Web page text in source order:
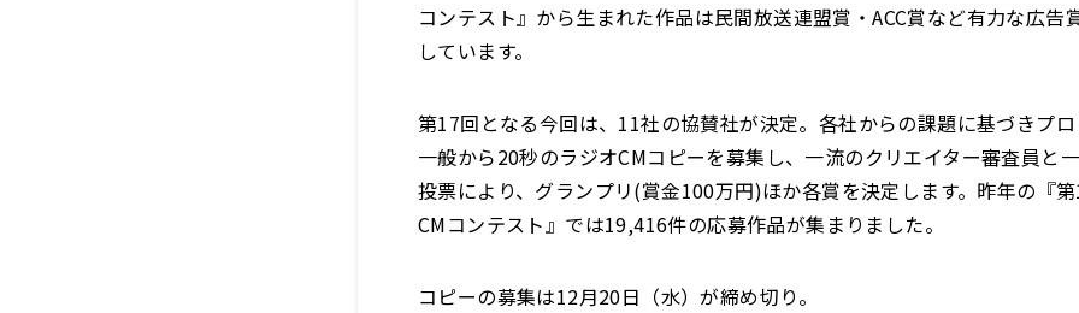
コンテスト』から生まれた作品は民間放送連盟賞・ACC賞など有力な広告
しています。
第17回となる今回は、11社の協賛社が決定。各社からの課題に基づきプ
一般から20秒のラジオCMコピーを募集し、一流のクリエイター審査員と
投票により、グランプリ(賞金100万円)ほか各賞を決定します。昨年の『
CMコンテスト』では19,416件の応募作品が集まりました。
コピーの募集は12月20日（水）が締め切り。